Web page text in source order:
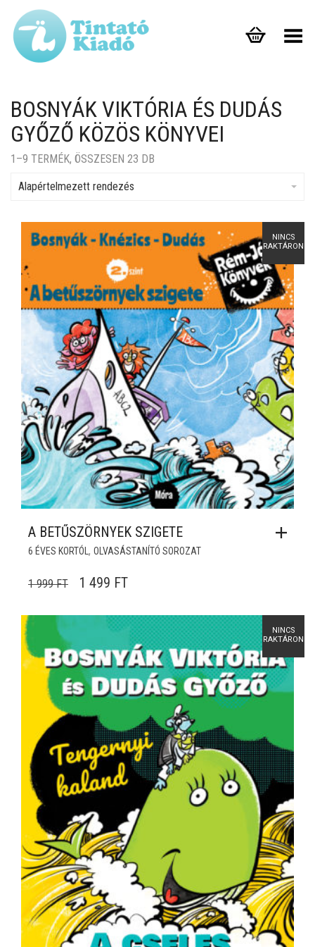
Toggle Menu
BOSNYÁK VIKTÓRIA ÉS DUDÁS
GYŐZŐ KÖZÖS KÖNYVEI
1–9 TERMÉK, ÖSSZESEN 23 DB
Alapértelmezett rendezés
NINCS
RAKTÁRON
A BETŰSZÖRNYEK SZIGETE
6 ÉVES KORTÓL, OLVASÁSTANÍTÓ SOROZAT
1 999FT ORIGINAL PRICE WAS: 1 999 FT.
1 499 FTCURRENT PRICE IS: 1 499 FT.
NINCS
RAKTÁRON